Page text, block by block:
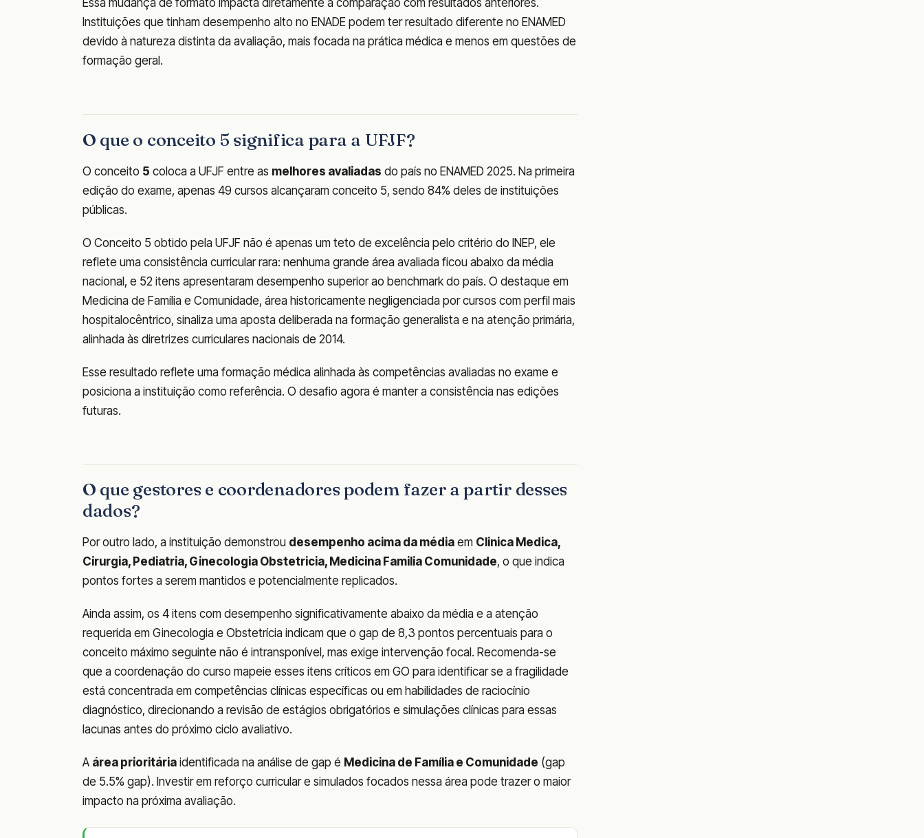
Essa mudança de formato impacta diretamente a comparação com resultados anteriores.
Instituições que tinham desempenho alto no ENADE podem ter resultado diferente no ENAMED
devido à natureza distinta da avaliação, mais focada na prática médica e menos em questões de
formação geral.
O que o conceito 5 significa para a UFJF?
O conceito 5 coloca a UFJF entre as melhores avaliadas do país no ENAMED 2025. Na primeira
edição do exame, apenas 49 cursos alcançaram conceito 5, sendo 84% deles de instituições
públicas.
O Conceito 5 obtido pela UFJF não é apenas um teto de excelência pelo critério do INEP, ele
reflete uma consistência curricular rara: nenhuma grande área avaliada ficou abaixo da média
nacional, e 52 itens apresentaram desempenho superior ao benchmark do país. O destaque em
Medicina de Família e Comunidade, área historicamente negligenciada por cursos com perfil mais
hospitalocêntrico, sinaliza uma aposta deliberada na formação generalista e na atenção primária,
alinhada às diretrizes curriculares nacionais de 2014.
Esse resultado reflete uma formação médica alinhada às competências avaliadas no exame e
posiciona a instituição como referência. O desafio agora é manter a consistência nas edições
futuras.
O que gestores e coordenadores podem fazer a partir desses
dados?
Por outro lado, a instituição demonstrou desempenho acima da média em Clinica Medica,
Cirurgia, Pediatria, Ginecologia Obstetricia, Medicina Familia Comunidade, o que indica
pontos fortes a serem mantidos e potencialmente replicados.
Ainda assim, os 4 itens com desempenho significativamente abaixo da média e a atenção
requerida em Ginecologia e Obstetrícia indicam que o gap de 8,3 pontos percentuais para o
conceito máximo seguinte não é intransponível, mas exige intervenção focal. Recomenda-se
que a coordenação do curso mapeie esses itens críticos em GO para identificar se a fragilidade
está concentrada em competências clínicas específicas ou em habilidades de raciocínio
diagnóstico, direcionando a revisão de estágios obrigatórios e simulações clínicas para essas
lacunas antes do próximo ciclo avaliativo.
A área prioritária identificada na análise de gap é Medicina de Família e Comunidade (gap
de 5.5% gap). Investir em reforço curricular e simulados focados nessa área pode trazer o maior
impacto na próxima avaliação.